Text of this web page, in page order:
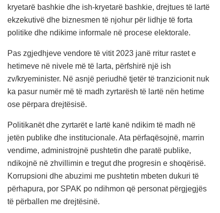
kryetarë bashkie dhe ish-kryetarë bashkie, drejtues të lartë
ekzekutivë dhe biznesmen të njohur për lidhje të forta
politike dhe ndikime informale në procese elektorale.
Pas zgjedhjeve vendore të vitit 2023 janë rritur rastet e
hetimeve në nivele më të larta, përfshirë një ish
zv/kryeminister. Në asnjë periudhë tjetër të tranzicionit nuk
ka pasur numër më të madh zyrtarësh të lartë nën hetime
ose përpara drejtësisë.
Politikanët dhe zyrtarët e lartë kanë ndikim të madh në
jetën publike dhe institucionale. Ata përfaqësojnë, marrin
vendime, administrojnë pushtetin dhe paratë publike,
ndikojnë në zhvillimin e tregut dhe progresin e shoqërisë.
Korrupsioni dhe abuzimi me pushtetin mbeten dukuri të
përhapura, por SPAK po ndihmon që personat përgjegjës
të përballen me drejtësinë.